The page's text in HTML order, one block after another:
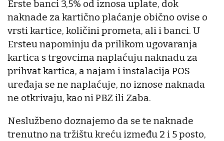
Erste banci 3,5% od iznosa uplate, dok
naknade za kartično plaćanje obično ovise o
vrsti kartice, količini prometa, ali i banci. U
Ersteu napominju da prilikom ugovaranja
kartica s trgovcima naplaćuju naknadu za
prihvat kartica, a najam i instalacija POS
uređaja se ne naplaćuje, no iznose naknada
ne otkrivaju, kao ni PBZ ili Zaba.
Neslužbeno doznajemo da se te naknade
trenutno na tržištu kreću između 2 i 5 posto,